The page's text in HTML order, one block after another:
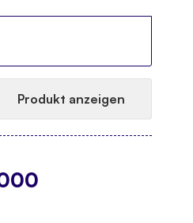
Produkt anzeigen